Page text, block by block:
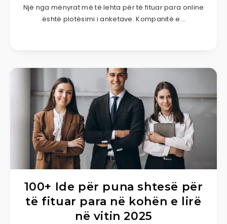
Një nga mënyrat më të lehta për të fituar para online
është plotësimi i anketave. Kompanitë e…
100+ Ide për puna shtesë për
të fituar para në kohën e lirë
në vitin 2025